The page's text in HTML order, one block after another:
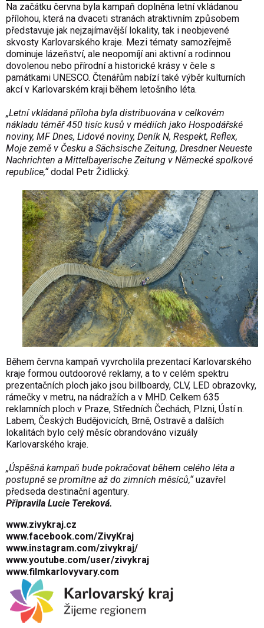
Na začátku června byla kampaň doplněna letní vkládanou
přílohou, která na dvaceti stranách atraktivním způsobem
představuje jak nejzajímavější lokality, tak i neobjevené
skvosty Karlovarského kraje. Mezi tématy samozřejmě
dominuje lázeňství, ale neopomíjí ani aktivní a rodinnou
dovolenou nebo přírodní a historické krásy v čele s
památkami UNESCO. Čtenářům nabízí také výběr kulturních
akcí v Karlovarském kraji během letošního léta.
„Letní vkládaná příloha byla distribuována v celkovém
nákladu téměř 450 tisíc kusů v médiích jako Hospodářské
noviny, MF Dnes, Lidové noviny, Deník N, Respekt, Reflex,
Moje země v Česku a Sächsische Zeitung, Dresdner Neueste
Nachrichten a Mittelbayerische Zeitung v Německé spolkové
republice,“dodal Petr Židlický.
Během června kampaň vyvrcholila prezentací Karlovarského
kraje formou outdoorové reklamy, a to v celém spektru
prezentačních ploch jako jsou billboardy, CLV, LED obrazovky,
rámečky v metru, na nádražích a v MHD. Celkem 635
reklamních ploch v Praze, Středních Čechách, Plzni, Ústí n.
Labem, Českých Budějovicích, Brně, Ostravě a dalších
lokalitách bylo celý měsíc obrandováno vizuály
Karlovarského kraje.
„Úspěšná kampaň bude pokračovat během celého léta a
postupně se promítne až do zimních měsíců,“uzavřel
předseda destinační agentury.
Připravila Lucie Tereková.
www.zivykraj.cz
www.facebook.com/ZivyKraj
www.instagram.com/zivykraj/
www.youtube.com/user/zivykraj
www.filmkarlovyvary.com